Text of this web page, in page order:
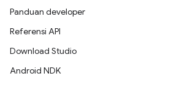
Panduan developer
Referensi API
Download Studio
Android NDK